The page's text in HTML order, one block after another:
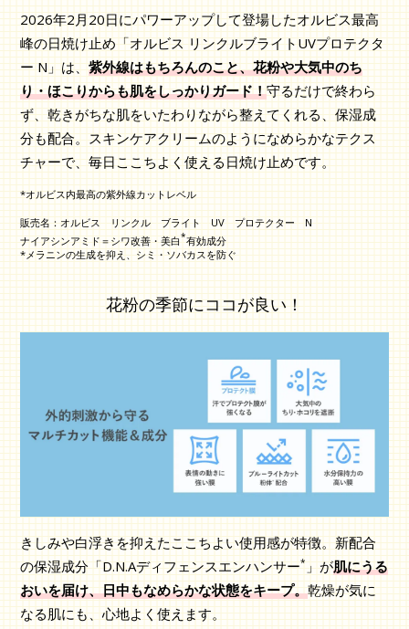
2026年2月20日にパワーアップして登場したオルビス最高
峰の日焼け止め「オルビス リンクルブライトUVプロテクタ
ー N」は、紫外線はもちろんのこと、花粉や大気中のち
り・ほこりからも肌をしっかりガード！守るだけで終わら
ず、乾きがちな肌をいたわりながら整えてくれる、保湿成
分も配合。スキンケアクリームのようになめらかなテクス
チャーで、毎日ここちよく使える日焼け止めです。
*オルビス内最高の紫外線カットレベル
販売名：オルビス リンクル ブライト UV プロテクター N
ナイアシンアミド＝シワ改善・美白*有効成分
*メラニンの生成を抑え、シミ・ソバカスを防ぐ
花粉の季節にココが良い！
きしみや白浮きを抑えたここちよい使用感が特徴。新配合
の保湿成分「D.N.Aディフェンスエンハンサー*」が肌にうる
おいを届け、日中もなめらかな状態をキープ。乾燥が気に
なる肌にも、心地よく使えます。